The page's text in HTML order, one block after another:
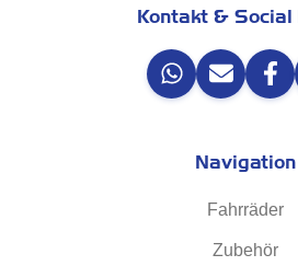
Kontakt & Social
Navigation
Fahrräder
Zubehör